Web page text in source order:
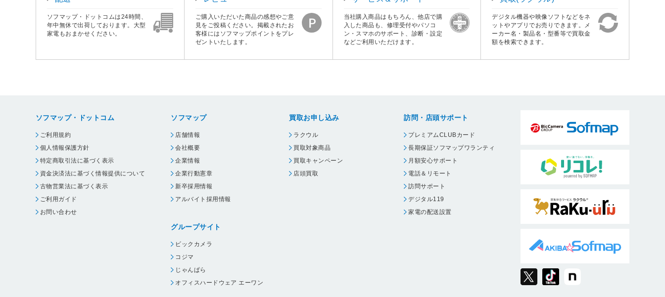
ソフマップ・ドットコムは24時間、
年中無休で出荷しております。大型
家電もおまかせください。
ご購入いただいた商品の感想やご意
見をご投稿ください。掲載されたお
客様にはソフマップポイントをプレ
ゼントいたします。
当社購入商品はもちろん、他店で購
入した商品も、修理受付やパソコ
ン・スマホのサポート、診断・設定
などご利用いただけます。
デジタル機器や映像ソフトなどをネ
ットやアプリでお売りできます。メ
ーカー名・製品名・型番等で買取金
額を検索できます。
ソフマップ・ドットコム
ご利用規約
個人情報保護方針
特定商取引法に基づく表示
資金決済法に基づく情報提供について
古物営業法に基づく表示
ご利用ガイド
お問い合わせ
ソフマップ
店舗情報
会社概要
企業情報
企業行動憲章
新卒採用情報
アルバイト採用情報
グループサイト
ビックカメラ
コジマ
じゃんぱら
オフィスハードウェア エーワン
買取お申し込み
ラクウル
買取対象商品
買取キャンペーン
店頭買取
訪問・店頭サポート
プレミアムCLUBカード
長期保証ソフマップワランティ
月額安心サポート
電話＆リモート
訪問サポート
デジタル119
家電の配送設置